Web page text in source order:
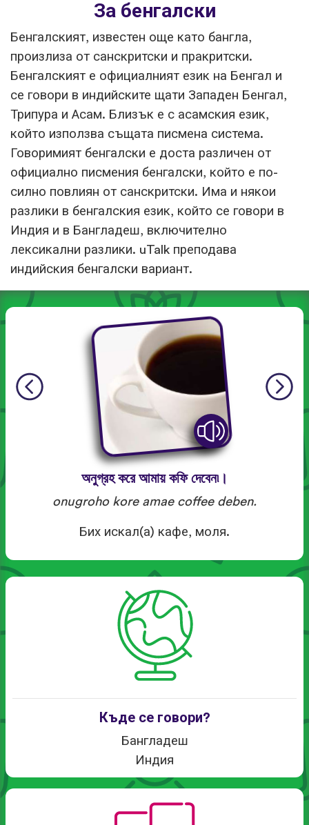
За бенгалски
Бенгалският, известен още като бангла,
произлиза от санскритски и пракритски.
Бенгалският е официалният език на Бенгал и
се говори в индийските щати Западен Бенгал,
Трипура и Асам. Близък е с асамския език,
който използва същата писмена система.
Говоримият бенгалски е доста различен от
официално писмения бенгалски, който е по-
силно повлиян от санскритски. Има и някои
разлики в бенгалския език, който се говори в
Индия и в Бангладеш, включително
лексикални разлики. uTalk преподава
индийския бенгалски вариант.
অনুগ্রহ করে আমায় কফি দেবেন৷।
onugroho kore amae coffee deben.
Бих искал(а) кафе, моля.
Къде се говори?
Бангладеш
Индия